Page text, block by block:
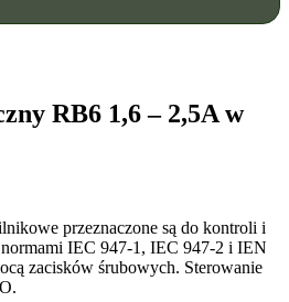
RB6 1,6 – 2,5A w
przeznaczone są do kontroli i
IEC 947-1, IEC 947-2 i IEN
zacisków śrubowych. Sterowanie